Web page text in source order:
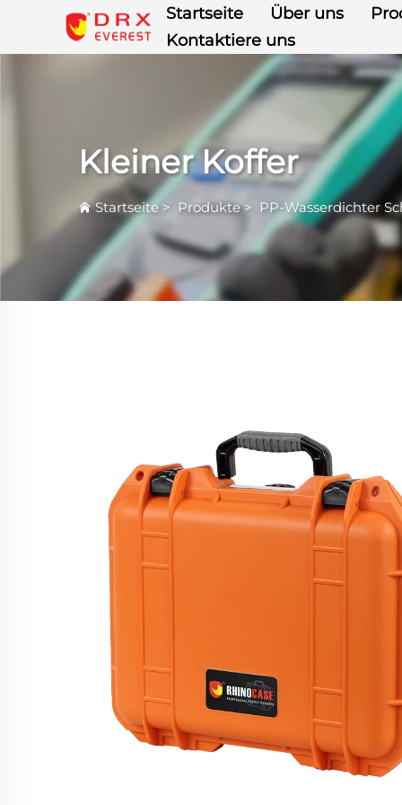
Startseite Über uns
Kontaktiere uns
Kleiner Koffer
Startseite> Produkte> PP-Wasserdichter